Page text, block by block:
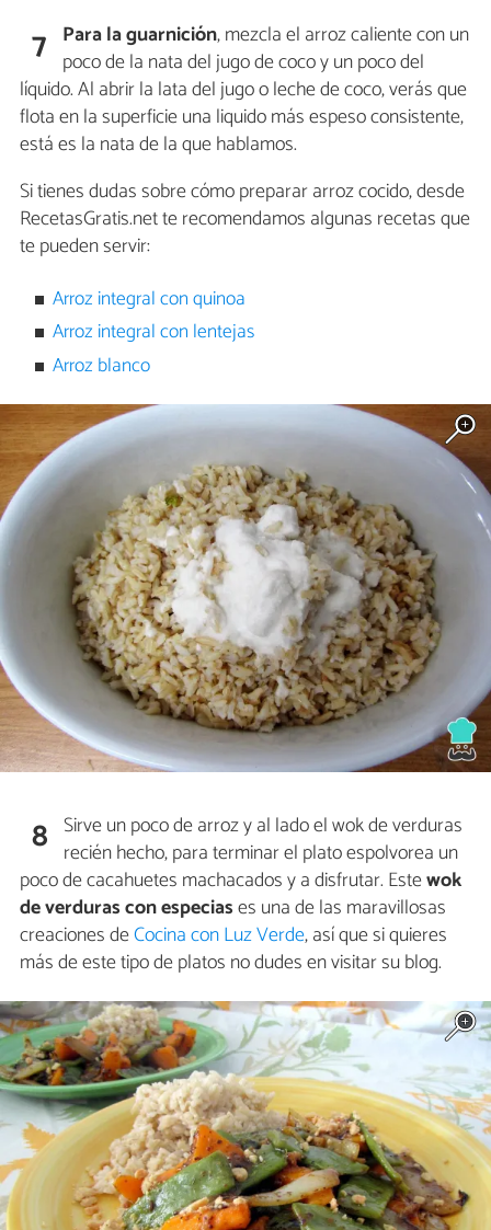
7 Para la guarnición, mezcla el arroz caliente con un
poco de la nata del jugo de coco y un poco del
líquido. Al abrir la lata del jugo o leche de coco, verás que
flota en la superficie una liquido más espeso consistente,
está es la nata de la que hablamos.
Si tienes dudas sobre cómo preparar arroz cocido, desde
RecetasGratis.net te recomendamos algunas recetas que
te pueden servir:
Arroz integral con quinoa
Arroz integral con lentejas
Arroz blanco
8 Sirve un poco de arroz y al lado el wok de verduras
recién hecho, para terminar el plato espolvorea un
poco de cacahuetes machacados y a disfrutar. Estewok
de verduras con especiases una de las maravillosas
creaciones deCocina con Luz Verde, así que si quieres
más de este tipo de platos no dudes en visitar su blog.